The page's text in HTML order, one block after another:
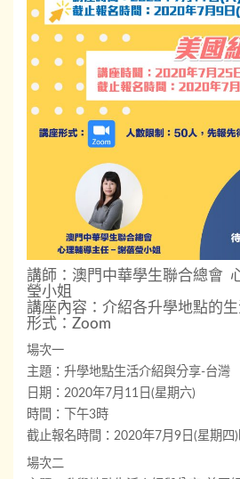
講師：澳門中華學生聯合總會
瑩小姐
講座內容：介紹各升學地點的
形式：Zoom
場次一
主題：升學地點生活介紹與分享-台灣
日期：2020年7月11日(星期六)
時間：下午3時
截止報名時間：2020年7月9日(星期四
場次二